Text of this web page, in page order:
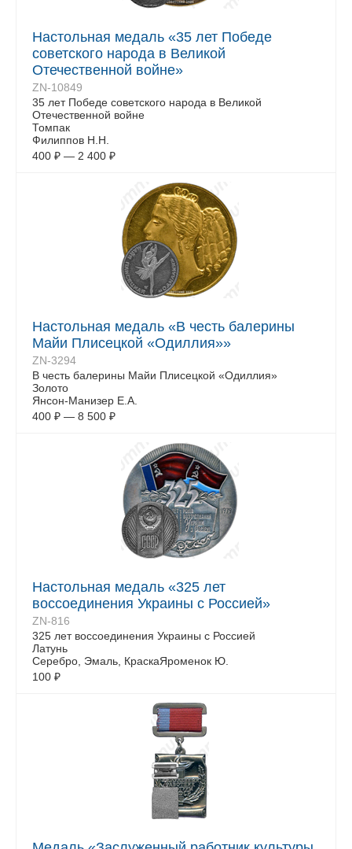
Настольная медаль «35 лет Победе
советского народа в Великой
Отечественной войне»
ZN-10849
35 лет Победе советского народа в Великой
Отечественной войне
Томпак
Филиппов Н.Н.
400 ₽ — 2 400 ₽
Настольная медаль «В честь балерины
Майи Плисецкой «Одиллия»»
ZN-3294
В честь балерины Майи Плисецкой «Одиллия»
Золото
Янсон-Манизер Е.А.
400 ₽ — 8 500 ₽
Настольная медаль «325 лет
воссоединения Украины с Россией»
ZN-816
325 лет воссоединения Украины с Россией
Латунь
Серебро, Эмаль, КраскаЯроменок Ю.
100 ₽